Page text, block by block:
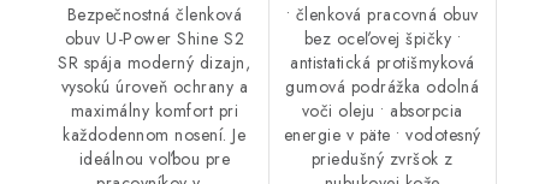
Bezpečnostná členková
obuv U-Power Shine S2
SR spája moderný dizajn,
vysokú úroveň ochrany a
maximálny komfort pri
každodennom nosení. Je
ideálnou voľbou pre
• členková pracovná obuv
bez oceľovej špičky •
antistatická protišmyková
gumová podrážka odolná
voči oleju • absorpcia
energie v päte • vodotesný
priedušný zvršok z